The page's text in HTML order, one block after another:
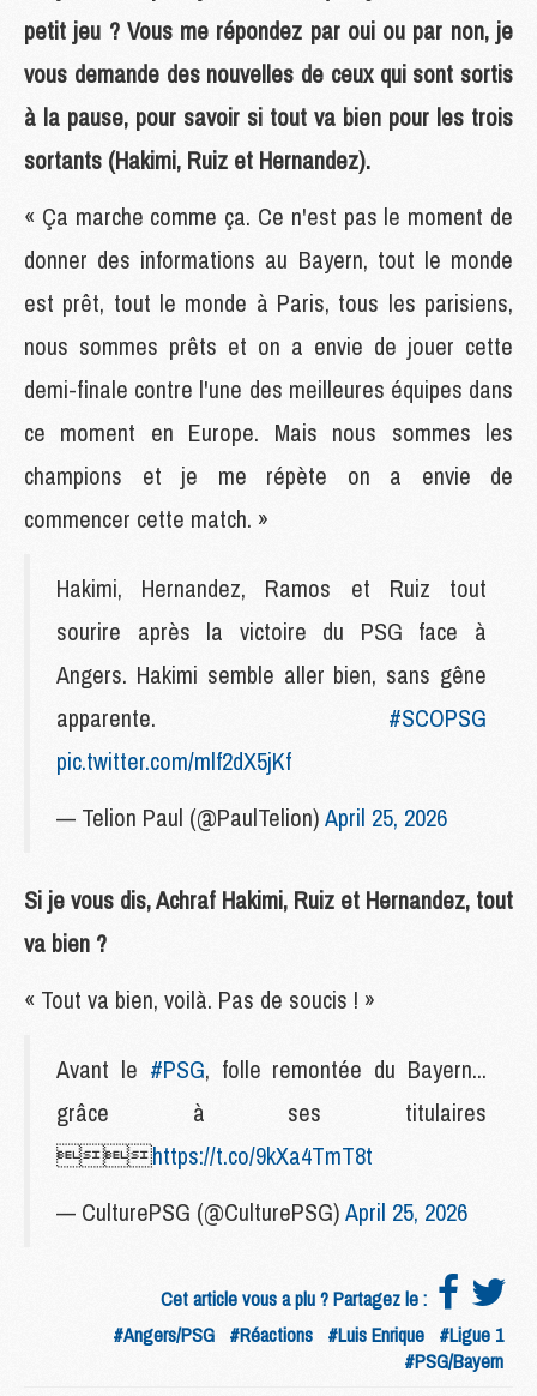
petit jeu ? Vous me répondez par oui ou par non, je
vous demande des nouvelles de ceux qui sont sortis
à la pause, pour savoir si tout va bien pour les trois
sortants (Hakimi, Ruiz et Hernandez).
« Ça marche comme ça. Ce n'est pas le moment de
donner des informations au Bayern, tout le monde
est prêt, tout le monde à Paris, tous les parisiens,
nous sommes prêts et on a envie de jouer cette
demi-finale contre l'une des meilleures équipes dans
ce moment en Europe. Mais nous sommes les
champions et je me répète on a envie de
commencer cette match. »
Hakimi, Hernandez, Ramos et Ruiz tout
sourire après la victoire du PSG face à
Angers. Hakimi semble aller bien, sans gêne
apparente. #SCOPSG
pic.twitter.com/mlf2dX5jKf
— Telion Paul (@PaulTelion)April 25, 2026
Si je vous dis, Achraf Hakimi, Ruiz et Hernandez, tout
va bien ?
« Tout va bien, voilà. Pas de soucis ! »
Avant le #PSG, folle remontée du Bayern...
grâce à ses titulaires
https://t.co/9kXa4TmT8t
— CulturePSG (@CulturePSG)April 25, 2026
Cet article vous a plu ? Partagez le :
#Angers/PSG #Réactions #Luis Enrique #Ligue 1
#PSG/Bayern